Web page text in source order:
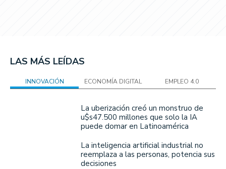
LAS MÁS LEÍDAS
INNOVACIÓN ECONOMÍA DIGITAL EMPLEO 4.0
La uberización creó un monstruo de
u$s47.500 millones que solo la IA
puede domar en Latinoamérica
La inteligencia artificial industrial no
reemplaza a las personas, potencia sus
decisiones